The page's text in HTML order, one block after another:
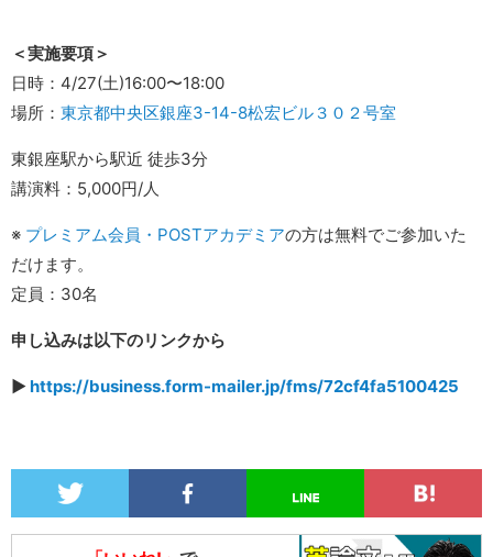
＜実施要項＞
日時：4/27(土)16:00〜18:00
場所： 東京都中央区銀座3-14-8松宏ビル３０２号室
東銀座駅から駅近 徒歩3分
講演料：5,000円/人
※ プレミアム会員・POSTアカデミアの方は無料でご参加いた
だけます。
定員：30名
申し込みは以下のリンクから
▶︎https://business.form-mailer.jp/fms/72cf4fa5100425